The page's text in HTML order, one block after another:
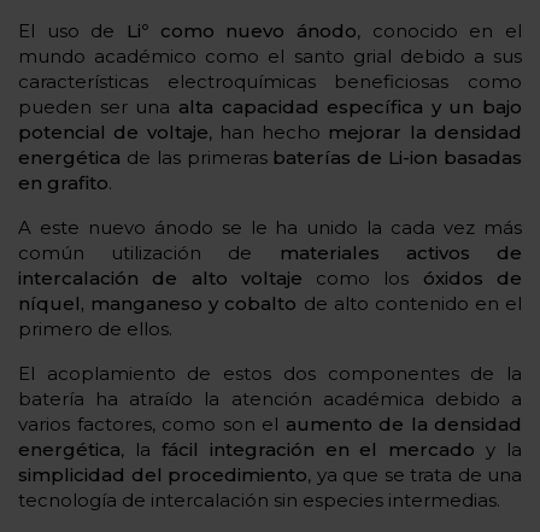
El uso de
Liº como nuevo ánodo, conocido en el
mundo académico como el santo grial debido a sus
características electroquímicas beneficiosas como
pueden ser una alta capacidad específica y un bajo
potencial de voltaje, han hecho mejorar la densidad
energética de las primeras baterías de Li-ion basadas
en grafito.
A este nuevo ánodo se le ha unido la cada vez más
común utilización de
materiales activos de
intercalación de alto voltaje como los óxidos de
níquel, manganeso y cobalto de alto contenido en el
primero de ellos.
El acoplamiento de estos dos componentes de la
batería ha atraído la atención académica debido a
varios factores, como son el aumento de la densidad
energética, la fácil integración en el mercado y la
simplicidad del procedimiento, ya que se trata de una
tecnología de intercalación sin especies intermedias.